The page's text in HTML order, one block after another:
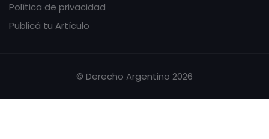
Política de privacidad
Publicá tu Artículo
© Derecho Argentino 2026